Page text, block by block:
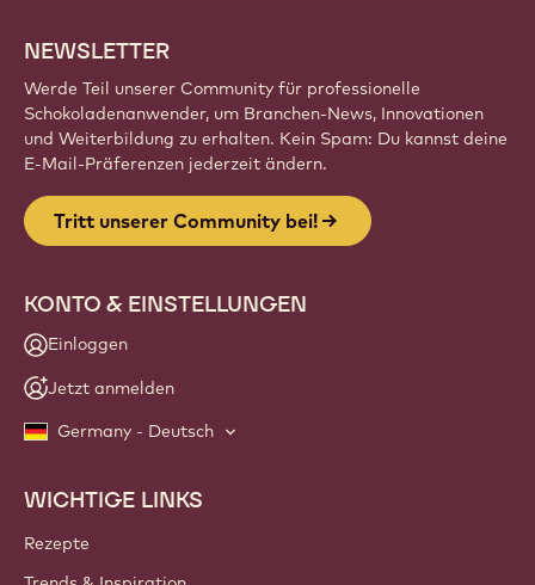
NEWSLETTER
Werde Teil unserer Community für professionelle
Schokoladenanwender, um Branchen-News, Innovationen
und Weiterbildung zu erhalten. Kein Spam: Du kannst deine
E-Mail-Präferenzen jederzeit ändern.
Tritt unserer Community bei!
KONTO & EINSTELLUNGEN
Einloggen
Jetzt anmelden
Germany - Deutsch
Footer
Callebaut
WICHTIGE LINKS
Rezepte